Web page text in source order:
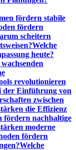
fördern stabile
fördern
scheitern
Welche
heute?
revolutionieren
der Einführung von
zwischen
die Effizienz
fördern nachhaltige
moderne
fördern
Welche